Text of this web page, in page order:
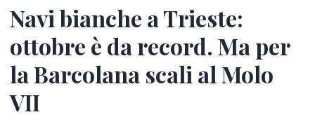
Navi bianche a Trieste:
ottobre è da record. Ma per
la Barcolana scali al Molo
VII